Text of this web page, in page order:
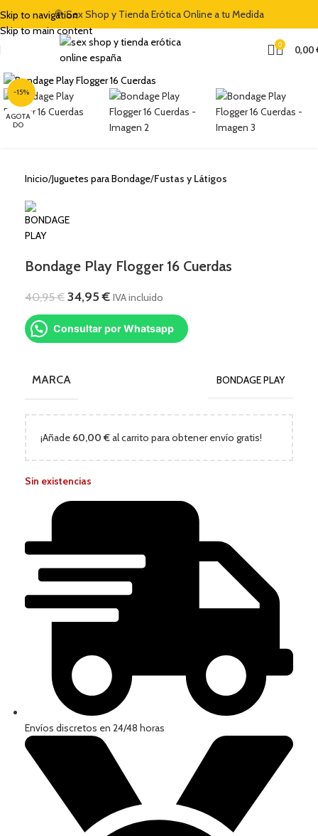
Skip to navigation
Skip to main content
🍭 Sex Shop y Tienda Erótica Online a tu Medida
0 0,00
-15%
AGOTA
DO
Clic para ampliar
Inicio Juguetes para Bondage Fustas y Látigos
Bondage Play Flogger 16 Cuerdas
40,95€ 34,95€ IVA incluido
Consultar por Whatsapp
MARCA BONDAGE PLAY
¡Añade 60,00 €al carrito para obtener envío gratis!
Sin existencias
Envíos discretos en 24/48 horas